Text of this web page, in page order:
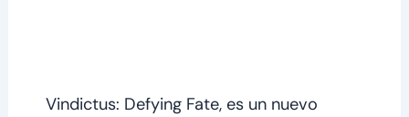
Vindictus: Defying Fate, es un nuevo